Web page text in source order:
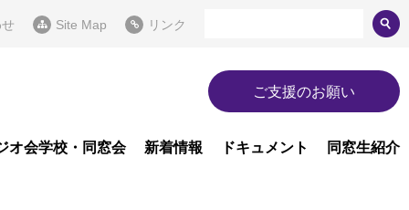
Site Map リンク
ご支援のお願い
オ会学校・同窓会 新着情報 ドキュメント 同窓生紹介